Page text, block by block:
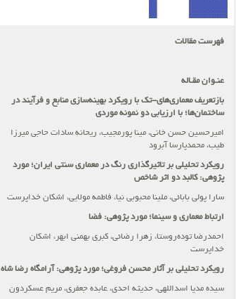
فهرست مقالات
عنـوان مقـاله
بازتعریف معماری‌های-تک با رویکرد بهینه‌سازی منابع و فرآیند در
ساختمان‌ها؛ با ارزیابی دو نمونه موردی
امیرحسین حسن خانی، مینا پورمجیب، ریحانه سادات حاجی میرزا
طیب، محمدپارسا آبرود
رویکرد تحلیلی بر تاثیرگذاری رنگ در معماری سنتی ایران؛ مورد
پژوهی: کالبد دو اثر شاخص
سارا پولی بابائی، ملینا محبوبی نیا، فاطمه مولایی، اشکان خداپرست
ارتباط معماری و سینما؛ مورد پژوهی: فضا
احمدرضا توده‌روستا، زهرا رضائی، کبری بهمنی ابهر، اشکان
خداپرست
رویکرد تحلیلی بر آثار محسن فروغی؛ مورد پژوهی: آرامگاه رضا شاه
سیده مدیا اسداللهی، حدیثه احدی، عابده جعفری، مریم عسکردون